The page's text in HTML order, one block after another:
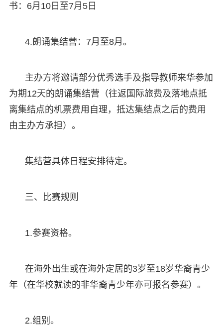
书：6月10日至7月5日
4.朗诵集结营：7月至8月。
主办方将邀请部分优秀选手及指导教师来华参加
为期12天的朗诵集结营（往返国际旅费及落地点抵
离集结点的机票费用自理，抵达集结点之后的费用
由主办方承担）。
集结营具体日程安排待定。
三、比赛规则
1.参赛资格。
在海外出生或在海外定居的3岁至18岁华裔青少
年（在华校就读的非华裔青少年亦可报名参赛）。
2.组别。